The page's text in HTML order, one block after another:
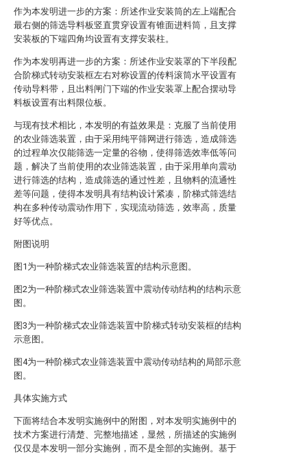
作为本发明进一步的方案：所述作业安装筒的左上端配合
最右侧的筛选导料板竖直贯穿设置有锥面进料筒，且支撑
安装板的下端四角均设置有支撑安装柱。
作为本发明再进一步的方案：所述作业安装罩的下半段配
合阶梯式转动安装框左右对称设置的传料滚筒水平设置有
传动导料带，且出料闸门下端的作业安装罩上配合摆动导
料板设置有出料限位板。
与现有技术相比，本发明的有益效果是：克服了当前使用
的农业筛选装置，由于采用纯平筛网进行筛选，造成筛选
的过程单次仅能筛选一定量的谷物，使得筛选效率低等问
题，解决了当前使用的农业筛选装置，由于采用单向震动
进行筛选的结构，造成筛选的通过性差，且物料的流通性
差等问题，使得本发明具有结构设计紧凑，阶梯式筛选结
构在多种传动震动作用下，实现流动筛选，效率高，质量
好等优点。
附图说明
图1为一种阶梯式农业筛选装置的结构示意图。
图2为一种阶梯式农业筛选装置中震动传动结构的结构示意
图。
图3为一种阶梯式农业筛选装置中阶梯式转动安装框的结构
示意图。
图4为一种阶梯式农业筛选装置中震动传动结构的局部示意
图。
具体实施方式
下面将结合本发明实施例中的附图，对本发明实施例中的
技术方案进行清楚、完整地描述，显然，所描述的实施例
仅仅是本发明一部分实施例，而不是全部的实施例。基于